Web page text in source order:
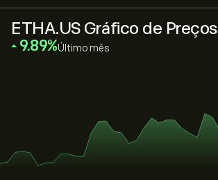
ETHA.US Gráfico de Preços
‎9.89‎ Último mês